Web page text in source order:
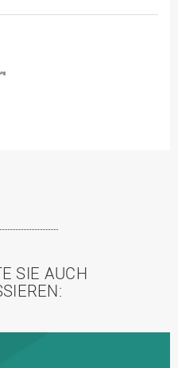
SIE AUCH